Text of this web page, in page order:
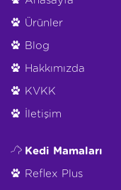
Ürünler
Blog
Hakkımızda
KVKK
İletişim
Kedi Mamaları
Reflex Plus